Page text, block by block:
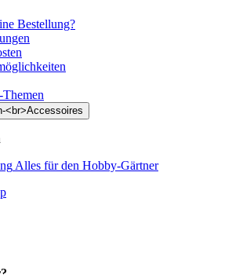
Bestellung?
Alles für den Hobby-Gärtner